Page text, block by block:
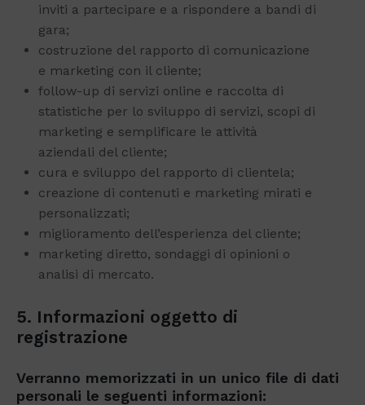
inviti a partecipare e a rispondere a bandi di
gara;
costruzione del rapporto di comunicazione
e marketing con il cliente;
follow-up di servizi online e raccolta di
statistiche per lo sviluppo di servizi, scopi di
marketing e semplificare le attività
aziendali del cliente;
cura e sviluppo del rapporto di clientela;
creazione di contenuti e marketing mirati e
personalizzati;
miglioramento dell’esperienza del cliente;
marketing diretto, sondaggi di opinioni o
analisi di mercato.
5. Informazioni oggetto di
registrazione
Verranno memorizzati in un unico file di dati
personali le seguenti informazioni: